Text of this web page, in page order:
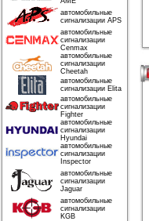
автомобильные
сигнализации APS
автомобильные
сигнализации
Cenmax
автомобильные
сигнализации
Cheetah
автомобильные
сигнализации Elita
автомобильные
сигнализации
Fighter
автомобильные
сигнализации
Hyundai
автомобильные
сигнализации
Inspector
автомобильные
сигнализации
Jaguar
автомобильные
сигнализации
KGB